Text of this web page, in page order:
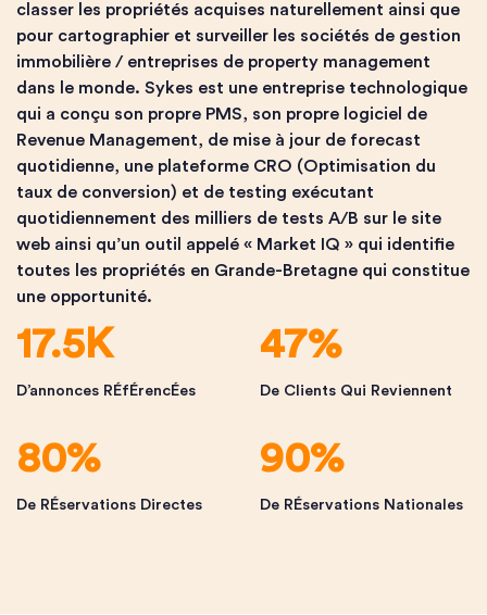
classer les propriétés acquises naturellement ainsi que
pour cartographier et surveiller les sociétés de gestion
immobilière / entreprises de property management
dans le monde. Sykes est une entreprise technologique
qui a conçu son propre PMS, son propre logiciel de
Revenue Management, de mise à jour de forecast
quotidienne, une plateforme CRO (Optimisation du
taux de conversion) et de testing exécutant
quotidiennement des milliers de tests A/B sur le site
web ainsi qu’un outil appelé « Market IQ » qui identifie
toutes les propriétés en Grande-Bretagne qui constitue
une opportunité.
17.5K
D’annonces RÉfÉrencÉes
47%
De Clients Qui Reviennent
80%
De RÉservations Directes
90%
De RÉservations Nationales